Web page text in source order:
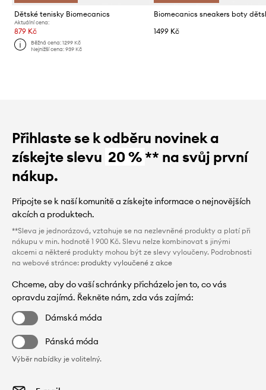
Dětské tenisky Biomecanics
Aktuální cena:
879 Kč
Běžná cena:1299 Kč
Nejnižší cena:939 Kč
1499 Kč
Přihlaste se k odběru novinek a
získejte slevu 20 %** na svůj první
nákup.
Připojte se k naší komunitě a získejte informace o nejnovějších
akcích a produktech.
**Sleva je jednorázová, vztahuje se na nezlevněné produkty a platí při
nákupu v min. hodnotě 1 900 Kč. Slevu nelze kombinovat s jinými
akcemi a některé produkty mohou být ze slevy vyloučeny. Podrobnosti
na webové stránce: produkty vyloučené z akce
Chceme, aby do vaší schránky přicházelo jen to, co vás
opravdu zajímá. Řekněte nám, zda vás zajímá:
Dámská móda
Pánská móda
Výběr nabídky je volitelný.